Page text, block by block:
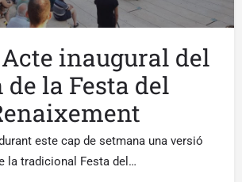
Acte inaugural del
de la Festa del
este cap de setmana una versió
la tradicional Festa del…